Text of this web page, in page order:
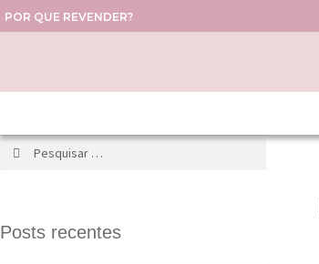
POR QUE REVENDER?
Posts recentes